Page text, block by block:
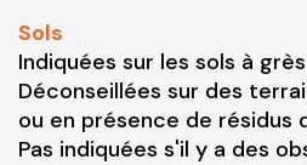
Sols
Indiquées sur les sols à
Déconseillées sur des
ou en présence de résidus
Pas indiquées s'il y a des